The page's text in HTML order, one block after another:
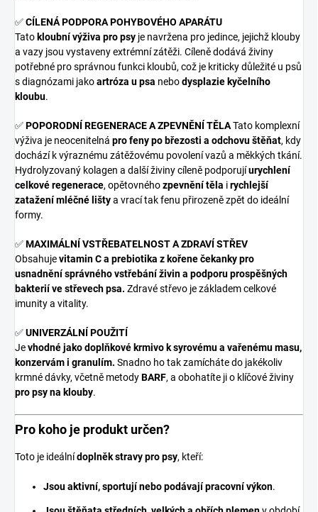
✅CÍLENÁ PODPORA POHYBOVÉHO APARÁTU
Tato kloubní výživa pro psy je navržena pro jedince, jejichž klouby
a vazy jsou vystaveny extrémní zátěži. Cíleně dodává živiny
potřebné pro správnou funkci kloubů, což je kriticky důležité u psů
s diagnózami jakoartróza u psa nebodysplazie kyčelního
kloubu.
✅POPORODNÍ REGENERACE A ZPEVNĚNÍ TĚLATato komplexní
výživa je neocenitelná pro feny po březosti a odchovu štěňat, kdy
dochází k výraznému zátěžovému povolení vazů a měkkých tkání.
Hydrolyzovaný kolagen a další živiny cíleně podporujíurychlení
celkové regenerace, opětovnéhozpevnění těla irychlejší
zatažení mléčné lištya vrací tak fenu přirozeně zpět do ideální
formy.
✅MAXIMÁLNÍ VSTŘEBATELNOST A ZDRAVÍ STŘEV
Obsahujevitamin C a prebiotika z kořene čekanky pro
usnadnění správného vstřebání živin a podporu prospěšných
bakterií ve střevech psa. Zdravé střevo je základem celkové
imunity a vitality.
✅UNIVERZÁLNÍ POUŽITÍ
Jevhodné jako doplňkové krmivo k syrovému a vařenému masu,
konzervám i granulím. Snadno ho tak zamícháte do jakékoliv
krmné dávky, včetně metodyBARF, a obohatíte ji o klíčové živiny
pro psy na klouby.
Pro koho je produkt určen?
Toto je ideálnídoplněk stravy pro psy, kteří:
Jsou aktivní, sportují nebo podávají pracovní výkon.